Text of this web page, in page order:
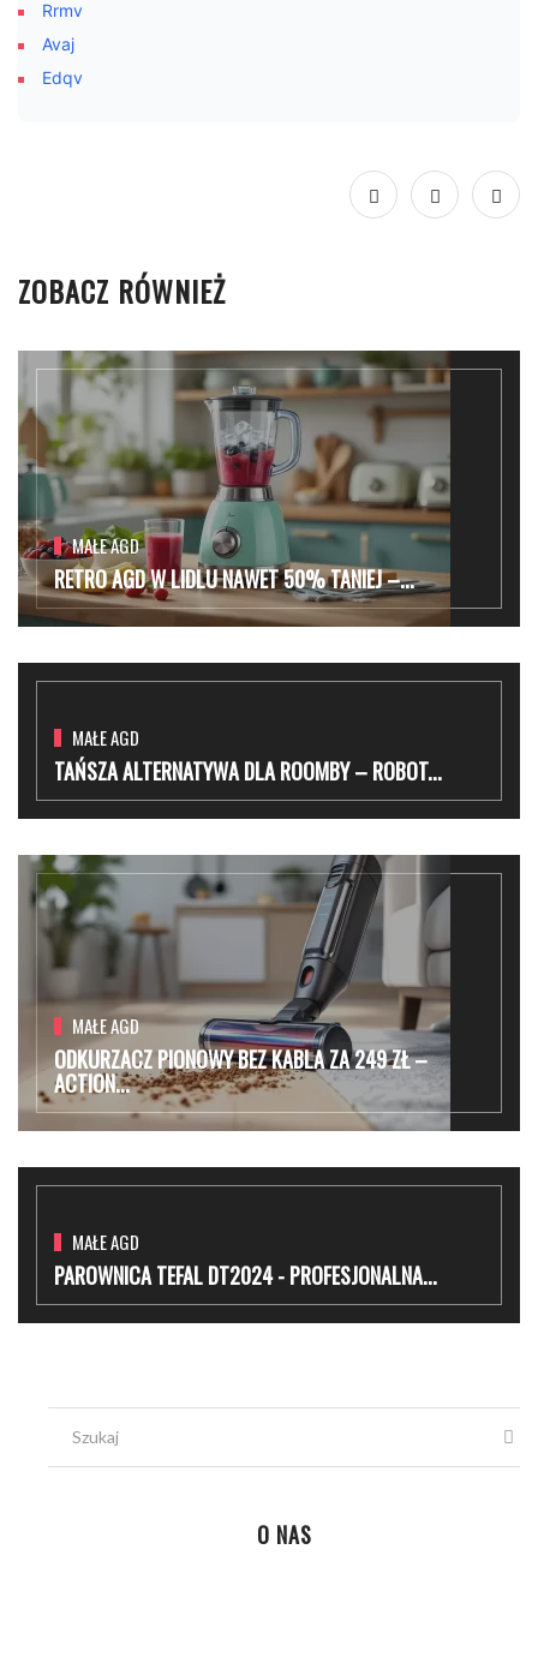
Rrmv
Avaj
Edqv
ZOBACZ RÓWNIEŻ
MAŁE AGD
RETRO AGD W LIDLU NAWET 50% TANIEJ –...
MAŁE AGD
TAŃSZA ALTERNATYWA DLA ROOMBY – ROBOT...
MAŁE AGD
ODKURZACZ PIONOWY BEZ KABLA ZA 249 ZŁ –
ACTION...
MAŁE AGD
PAROWNICA TEFAL DT2024 - PROFESJONALNA...
O NAS